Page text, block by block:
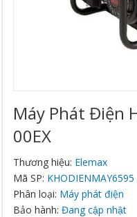
Máy Phát Điện
00EX
Thương hiệu: Elemax
Mã SP: KHODIENMAY6595
Phân loại: Máy phát điện
Bảo hành:Đang cập nhật